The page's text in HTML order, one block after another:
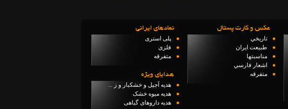
عكس و كارت پستال
●
تاريخي
●
طبيعت ايران
●
مناسبتها
●
اشعار فارسي
●
متفرقه
نمادهاي ايراني
●
پلی استری
●
فلزی
●
متفرقه
هدایای ویژه
●
هدیه آجیل و خشکبار و ز ...
●
هدیه میوه خشک
●
هدیه داروهای گیاهی